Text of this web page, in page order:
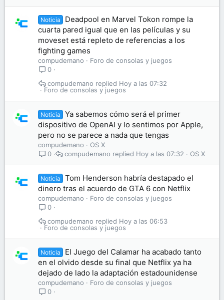
Noticia
Deadpool en Marvel Tokon rompe la
cuarta pared igual que en las películas y su
moveset está repleto de referencias a los
fighting games
compudemano
Foro de consolas y juegos
0
Foro de consolas y juegos
Hoy a las 07:32
compudemano
Noticia
Ya sabemos cómo será el primer
dispositivo de OpenAI y lo sentimos por Apple,
pero no se parece a nada que tengas
compudemano
OS X
0
OS X
Hoy a las 07:32
compudemano
Noticia
Tom Henderson habría destapado el
dinero tras el acuerdo de GTA 6 con Netflix
compudemano
Foro de consolas y juegos
0
Foro de consolas y juegos
Hoy a las 06:53
compudemano
Noticia
El Juego del Calamar ha acabado tanto
en el olvido desde su final que Netflix ya ha
dejado de lado la adaptación estadounidense
compudemano
Foro de consolas y juegos
0